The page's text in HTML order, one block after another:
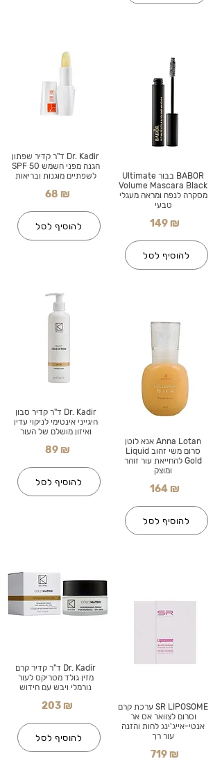
Dr. Kadir ד"ר קדיר שפתון
הגנה מפני השמש SPF 50
לשפתיים מוגנות ובריאות
68 ₪
להוסיף לסל
Dr. Kadir ד"ר קדיר סבון
היגייני אינטימי לניקוי עדין
ואיזון מושלם של העור
89 ₪
להוסיף לסל
Dr. Kadir ד"ר קדיר קרם
מזין גולד מטריקס לעור
נורמלי ויבש עם חידוש
203 ₪
להוסיף לסל
BABOR בבור Ultimate
Volume Mascara Black
מסקרה לנפח ומראה מעגלי
טבעי
149 ₪
להוסיף לסל
Anna Lotan אנא לוטן
סרום משי זהוב Liquid
Gold להחייאת עור זוהר
ומוצק
164 ₪
להוסיף לסל
SR LIPOSOME ערכת קרם
וסרום לצוואר אס אר
אנטי-אייג'ינג לחות והזנה
עור רך
719 ₪